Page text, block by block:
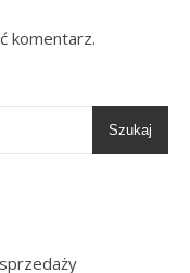
komentarz.
Szukaj